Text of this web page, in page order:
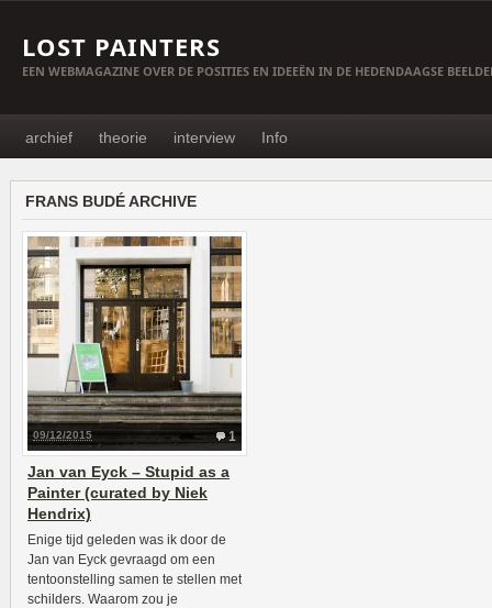
LOST PAINTERS
EEN WEBMAGAZINE OVER DE POSITIES EN IDEEËN IN DE HEDENDAAGSE
archief theorie interview Info
FRANS BUDÉ ARCHIVE
1
09/12/2015
Jan van Eyck – Stupid as a
Painter (curated by Niek
Hendrix)
Enige tijd geleden was ik door de
Jan van Eyck gevraagd om een
tentoonstelling samen te stellen met
schilders. Waarom zou je